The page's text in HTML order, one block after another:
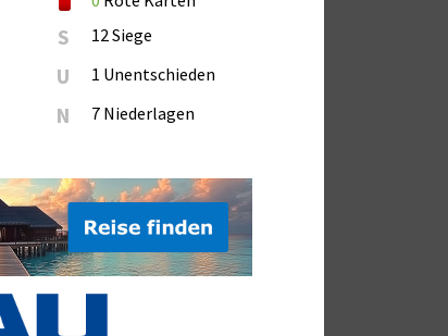
S 12 Siege
U 1 Unentschieden
N 7 Niederlagen